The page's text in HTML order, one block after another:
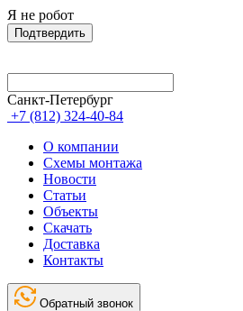
Я не робот
Подтвердить
Санкт-Петербург
+7 (812) 324-40-84
О компании
Схемы монтажа
Новости
Статьи
Объекты
Скачать
Доставка
Контакты
Обратный звонок